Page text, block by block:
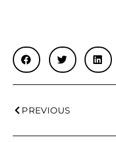
PREVIOUS